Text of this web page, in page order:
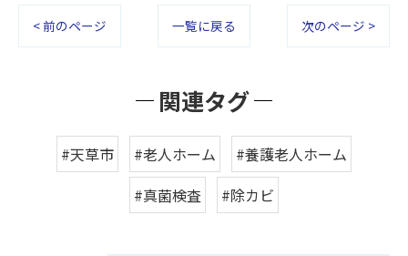
< 前のページ 一覧に戻る 次のページ >
関連タグ
#天草市 #老人ホーム
#養護老人ホーム
#真菌検査
#除カビ